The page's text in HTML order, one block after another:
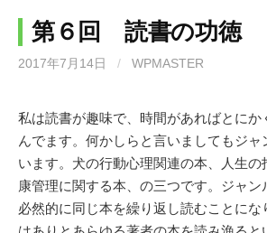
第６回 読書の功徳
2017年7月14日 / WPMASTER
私は読書が趣味で、時間があればとにか
んでます。何かしらと言いましてもジャ
います。犬の行動心理関連の本、人生の
康管理に関する本、の三つです。ジャ
必然的に同じ本を繰り返し読むことに